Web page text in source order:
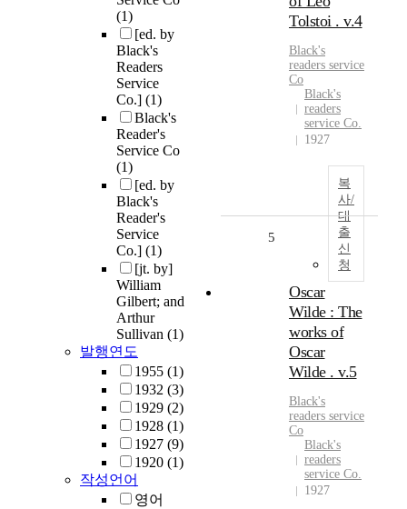
(1)
[ed. by
Black's
Readers
Service
Co.] (1)
Black's
Reader's
Service Co
(1)
[ed. by
Black's
Reader's
Service
Co.] (1)
[jt. by]
William
Gilbert; and
Arthur
Sullivan (1)
발행연도
1955 (1)
1932 (3)
1929 (2)
1928 (1)
1927 (9)
1920 (1)
작성언어
영어
Tolstoi . v.4
Black's
readers service
Co
Black's
readers
service Co.
1927
복
사/
대
출
신
청
5
Oscar
Wilde : The
works of
Oscar
Wilde . v.5
Black's
readers service
Co
Black's
readers
service Co.
1927